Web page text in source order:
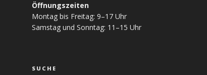
Öffnungszeiten
Montag bis Freitag: 9–17 Uhr
Samstag und Sonntag: 11–15 Uhr
SUCHE